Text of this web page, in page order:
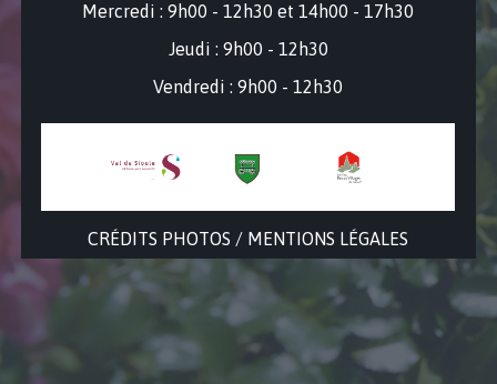
Mercredi : 9 h00 - 12h30 et 14h00 - 17h30
Jeudi : 9h00 - 12h30
Vendredi : 9h00 - 12h30
CRÉDITS PHOTOS / MENTIONS LÉGALES